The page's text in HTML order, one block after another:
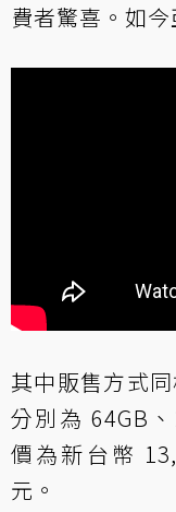
費者驚喜。如
其中販售方式
分別為 64GB
價為新台幣
元。